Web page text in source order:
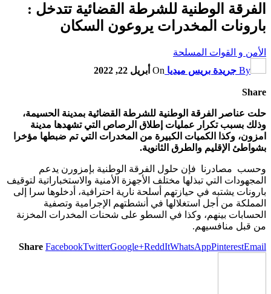
الفرقة الوطنية للشرطة القضائية تتدخل :
بارونات المخدرات يروعون السكان
الأمن و القوات المسلحة
By جريدة بريس ميديا On أبريل 22, 2022
Share
حلت عناصر الفرقة الوطنية للشرطة القضائية بمدينة الحسيمة،
وذلك بسبب تكرار عمليات إطلاق الرصاص التي تشهدها مدينة
امزون، وكذا الكميات الكبيرة من المخدرات التي تم ضبطها مؤخرا
بشواطئ الإقليم والطرق الثانوية.
وحسب مصادرنا فإن حلول الفرقة الوطنية بإمزورن يدعم
المجهودات التي تبذلها مختلف الأجهزة الأمنية والاستخباراتية لتوقيف
بارونات يشتبه في حيازتهم أسلحة نارية احترافية، أدخلوها سرا إلى
المملكة من أجل استغلالها في أنشطتهم الإجرامية وتصفية
الحسابات بينهم، وكذا في السطو على شحنات المخدرات المخزنة
من قبل منافسيهم.
Share FacebookTwitterGoogle+ReddItWhatsAppPinterestEmail